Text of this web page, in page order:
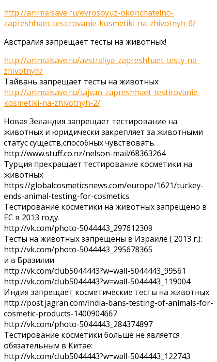
http://animalsave.ru/evrosoyuz-okonchatelno-
zapreshhaet-testirovanie-kosmetiki-na-zhivotnyh-6/
Австралия запрещает тесты на животных!
http://animalsave.ru/avstraliya-zapreshhaet-testy-na-
zhivotnyh/
Тайвань запрещает тесты на животных
http://animalsave.ru/tajvan-zapreshhaet-testirovanie-
kosmetiki-na-zhivotnyh-2/
Новая Зеландия запрещает тестирование на
животных и юридически закрепляет за животными
статус существ,способных чувствовать.
http://www.stuff.co.nz/nelson-mail/68363264
Турция прекращает тестирование косметики на
животных
https://globalcosmeticsnews.com/europe/1621/turkey-
ends-animal-testing-for-cosmetics
Тестирование косметики на животных запрещено в
ЕС в 2013 году.
http://vk.com/photo-5044443_297612309
Тесты на животных запрещены в Израиле ( 2013 г.):
http://vk.com/photo-5044443_295678365
и в Бразилии:
http://vk.com/club5044443?w=wall-5044443_99561
http://vk.com/club5044443?w=wall-5044443_119004
Индия запрещает косметические тесты на животных
http://post.jagran.com/india-bans-testing-of-animals-for-
cosmetic-products-1400904667
http://vk.com/photo-5044443_284374897
Тестирование косметики больше не является
обязательным в Китае:
http://vk.com/club5044443?w=wall-5044443_122743